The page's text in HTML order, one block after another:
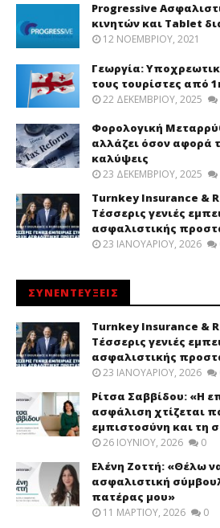
Progressive
κινητών και Tablet
12 ΝΟΕΜΒΡΊΟΥ, 2021
Γεωργία:
τους τουρίστες από
22 ΔΕΚΕΜΒΡΊΟΥ, 2025
Φορολογική
αλλάζει όσον αφορά
καλύψεις
23 ΔΕΚΕΜΒΡΊΟΥ, 2025
Turnkey Insurance &
Τέσσερις γενιές
ασφαλιστικής
23 ΙΑΝΟΥΑΡΊΟΥ, 2026
ΣΥΝΕΝΤΕΥΞΕΙΣ
Turnkey Insurance &
Τέσσερις γενιές
ασφαλιστικής
23 ΙΑΝΟΥΑΡΊΟΥ, 2026
Ρίτσα Σαββίδου: «Η
ασφάλιση χτίζεται
εμπιστοσύνη και τη
26 ΙΟΥΝΊΟΥ, 2026 0
Ελένη Ζοττή: «Θέλω
ασφαλιστική
πατέρας μου»
11 ΜΑΡΤΊΟΥ, 2026 0